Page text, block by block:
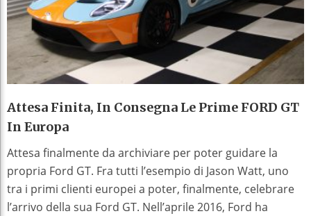
Attesa Finita, In Consegna Le Prime FORD GT
In Europa
Attesa finalmente da archiviare per poter guidare la
propria Ford GT. Fra tutti l’esempio di Jason Watt, uno
tra i primi clienti europei a poter, finalmente, celebrare
l’arrivo della sua Ford GT. Nell’aprile 2016, Ford ha